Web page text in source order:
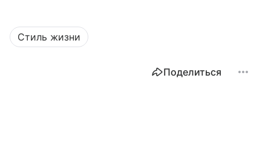
Стиль жизни
Поделиться